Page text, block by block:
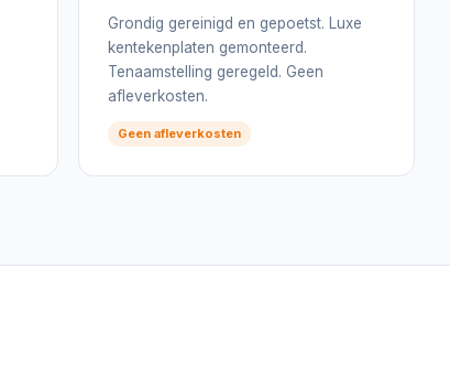
Grondig gereinigd en gepoetst. Luxe
kentekenplaten gemonteerd.
Tenaamstelling geregeld. Geen
afleverkosten.
Geen afleverkosten